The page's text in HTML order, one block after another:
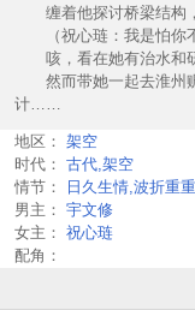
缠着他探讨桥梁结构
（祝心琏：我是怕你不
咳，看在她有治水和研
然而带她一起去淮州赈
计……
地区： 架空
时代： 古代,架空
情节：
日久生情,波折重
男主： 宇文修
女主： 祝心琏
配角：